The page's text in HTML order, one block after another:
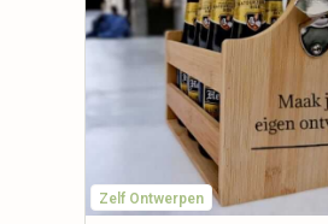
Zelf Ontwerpen